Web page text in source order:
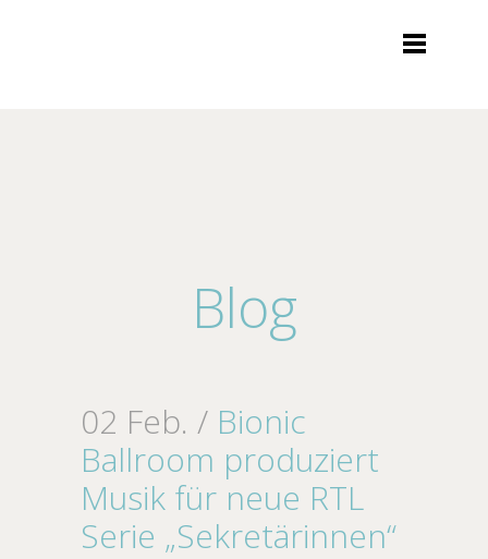
Blog
02 Feb. / Bionic
Ballroom produziert
Musik für neue RTL
Serie „Sekretärinnen“